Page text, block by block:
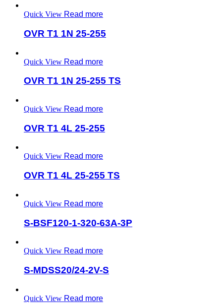
Quick View Read more
OVR T1 1N 25-255
Quick View Read more
OVR T1 1N 25-255 TS
Quick View Read more
OVR T1 4L 25-255
Quick View Read more
OVR T1 4L 25-255 TS
Quick View Read more
S-BSF120-1-320-63A-3P
Quick View Read more
S-MDSS20/24-2V-S
Quick View Read more